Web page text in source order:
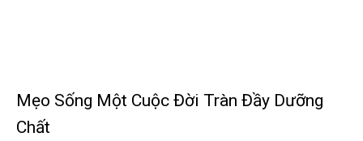
Mẹo Sống Một Cuộc Đời Tràn Đầy Dưỡng
Chất